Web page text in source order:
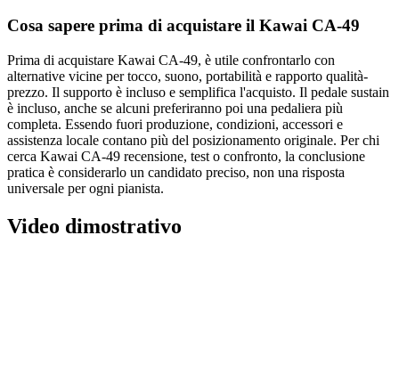
Cosa sapere prima di acquistare il Kawai CA-49
Prima di acquistare Kawai CA-49, è utile confrontarlo con
alternative vicine per tocco, suono, portabilità e rapporto qualità-
prezzo. Il supporto è incluso e semplifica l'acquisto. Il pedale sustain
è incluso, anche se alcuni preferiranno poi una pedaliera più
completa. Essendo fuori produzione, condizioni, accessori e
assistenza locale contano più del posizionamento originale. Per chi
cerca Kawai CA-49 recensione, test o confronto, la conclusione
pratica è considerarlo un candidato preciso, non una risposta
universale per ogni pianista.
Video dimostrativo